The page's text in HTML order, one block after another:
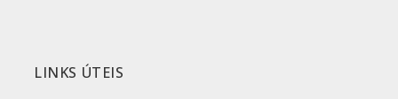
LINKS ÚTEIS